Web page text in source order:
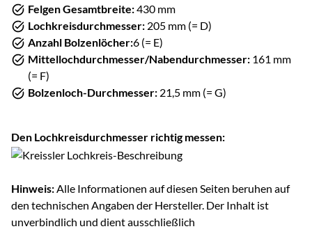
Felgen Gesamtbreite:430 mm
Lochkreisdurchmesser: 205 mm (= D)
Anzahl Bolzenlöcher:6 (= E)
Mittellochdurchmesser/Nabendurchmesser: 161 mm
(= F)
Bolzenloch-Durchmesser: 21,5 mm (= G)
Den Lochkreisdurchmesser richtig messen:
Hinweis:Alle Informationen auf diesen Seiten beruhen auf
den technischen Angaben der Hersteller. Der Inhalt ist
unverbindlich und dient ausschließlich